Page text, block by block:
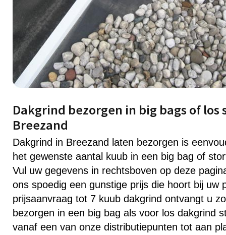
Dakgrind bezorgen in big bags of los
Breezand
Dakgrind in Breezand laten bezorgen is
het gewenste aantal kuub in een big bag of
Vul uw gegevens in rechtsboven op deze
ons spoedig een gunstige prijs die hoort bij uw
prijsaanvraag tot 7 kuub dakgrind ontvangt u
bezorgen in een big bag als voor los dakgrind
vanaf een van onze distributiepunten tot aan